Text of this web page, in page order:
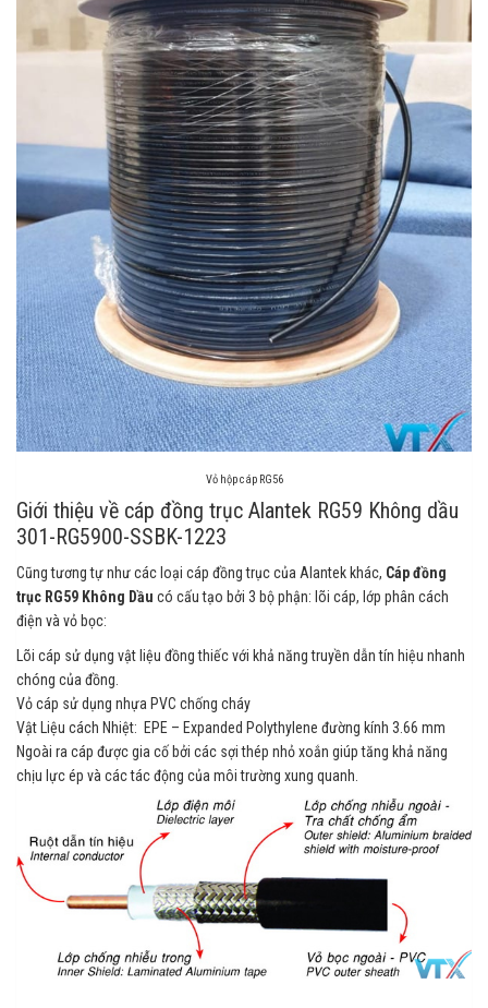
Vỏ hộp cáp RG56
Giới thiệu về cáp đồng trục Alantek RG59 Không dầu
301-RG5900-SSBK-1223
Cũng tương tự như các loại cáp đồng trục của Alantek khác, Cáp đồng
trục RG59 Không Dầu có cấu tạo bởi 3 bộ phận: lõi cáp, lớp phân cách
điện và vỏ bọc:
Lõi cáp sử dụng vật liệu đồng thiếc với khả năng truyền dẫn tín hiệu nhanh
chóng của đồng.
Vỏ cáp sử dụng nhựa PVC chống cháy
Vật Liệu cách Nhiệt: EPE – Expanded Polythylene đường kính 3.66 mm
Ngoài ra cáp được gia cố bởi các sợi thép nhỏ xoắn giúp tăng khả năng
chịu lực ép và các tác động của môi trường xung quanh.